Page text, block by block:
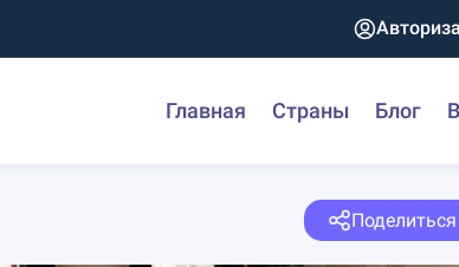
Главная Страны Блог
Поделиться